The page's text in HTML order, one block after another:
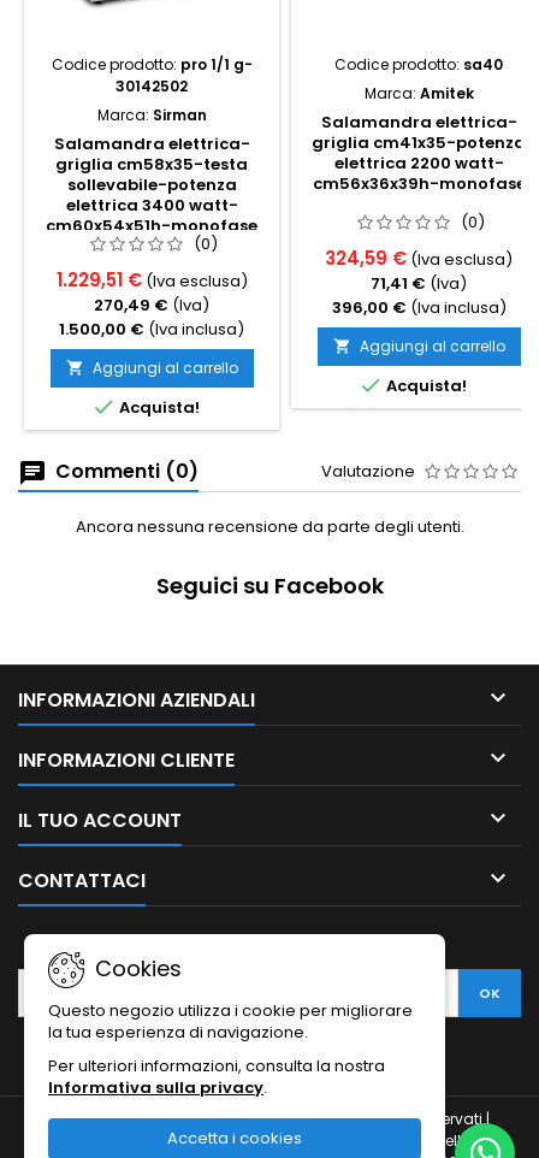
Codice prodotto: pro 1/1 g-
30142502
Marca: Sirman
Salamandra elettrica-
griglia cm58x35-testa
sollevabile-potenza
elettrica 3400 watt-
cm60x54x51h-monofase
(0)
1.229,51 € (Iva esclusa)
270,49 € (Iva)
1.500,00 € (Iva inclusa)
 Aggiungi al carrello
 Acquista!
Codice prodotto: sa40
Marca: Amitek
Salamandra elettrica-
griglia cm41x35-potenza
elettrica 2200 watt-
cm56x36x39h-monofase
(0)
324,59 € (Iva esclusa)
71,41 € (Iva)
396,00 € (Iva inclusa)
 Aggiungi al carrello
 Acquista!
Commenti (0) Valutazione
Ancora nessuna recensione da parte degli utenti.
Seguici su Facebook
INFORMAZIONI AZIENDALI 
INFORMAZIONI CLIENTE 
IL TUO ACCOUNT 
CONTATTACI 
Cookies
Questo negozio utilizza i cookie per migliorare
la tua esperienza di navigazione.
Per ulteriori informazioni, consulta la nostra
Informativa sulla privacy.
Accetta i cookies
NEWSLETTER
© Copyright 2010-2026 Ristodesk : tutti i diritti sono riservati |
Ristodesk di Pasquale Di Carluccio | via Francesco Spinelli, 104 |